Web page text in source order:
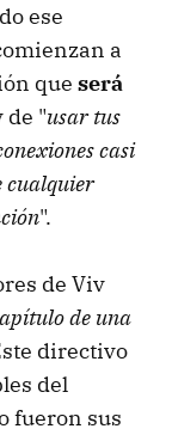
ese
a
que será
de "usar tus
casi
cualquier
".
de Viv
de una
directivo
del
fueron sus